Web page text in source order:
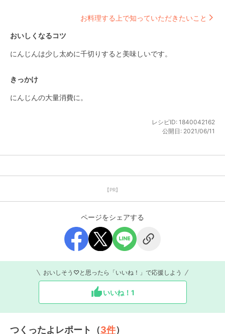
お料理する上で知っていただきたいこと
おいしくなるコツ
にんじんは少し太めに千切りすると美味しいです。
きっかけ
にんじんの大量消費に。
レシピID: 1840042162
公開日: 2021/06/11
【PR】
ページをシェアする
おいしそう♡と思ったら「いいね！」で応援しよう
いいね！ 1
つくったよレポート（3件）